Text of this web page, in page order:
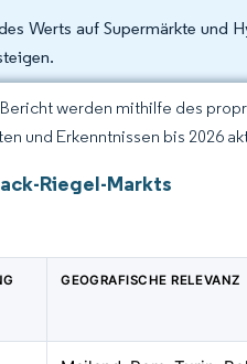
Werts auf Supermärkte und
werden mithilfe des
und Erkenntnissen bis 2026
Riegel-Markts
GEOGRAFISCHE RELEVANZ